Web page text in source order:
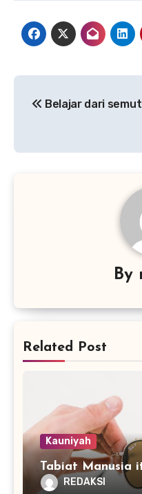
Belajar dari semut
By
Related Post
Kauniyah
Tabiat Manusia
REDAKSI